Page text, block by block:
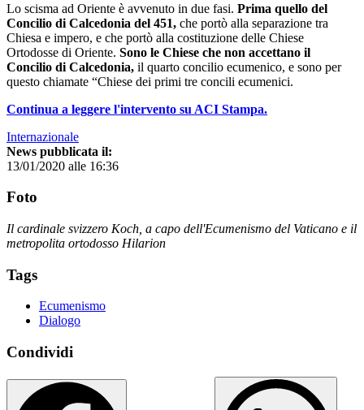
Lo scisma ad Oriente è avvenuto in due fasi. Prima quello del
Concilio di Calcedonia del 451, che portò alla separazione tra
Chiesa e impero, e che portò alla costituzione delle Chiese
Ortodosse di Oriente. Sono le Chiese che non accettano il
Concilio di Calcedonia, il quarto concilio ecumenico, e sono per
questo chiamate “Chiese dei primi tre concili ecumenici.
Continua a leggere l'intervento su ACI Stampa.
Internazionale
News pubblicata il:
13/01/2020 alle 16:36
Foto
Il cardinale svizzero Koch, a capo dell'Ecumenismo del Vaticano e il
metropolita ortodosso Hilarion
Tags
Ecumenismo
Dialogo
Condividi